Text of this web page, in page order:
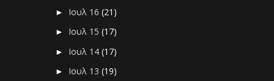
► Ιουλ 16(21)
► Ιουλ 15(17)
► Ιουλ 14(17)
► Ιουλ 13(19)